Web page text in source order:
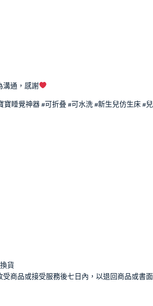
溝通，感謝
睡覺神器 #可折叠 #可水洗 #新生兒仿生床 #兒
貨
商品或接受服務後七日內，以退回商品或書面